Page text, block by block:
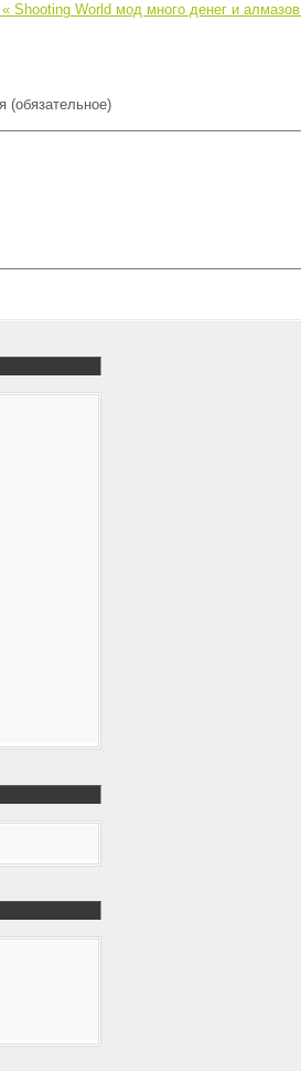
« Shooting World мод много денег и алмазов
(обязательное)